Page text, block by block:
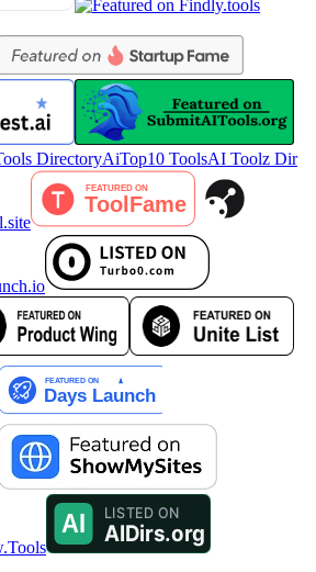
DirectoryAiTop10 ToolsAI Toolz Dir